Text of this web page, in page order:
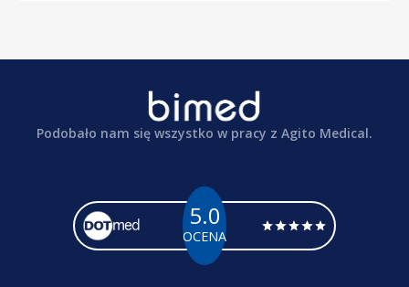
Podobało nam się wszystko w pracy z Agito Medical.
5.0
OCENA